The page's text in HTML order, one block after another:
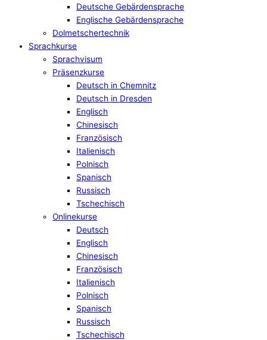
Deutsche Gebärdensprache
Englische Gebärdensprache
Dolmetschertechnik
Sprachkurse
Sprachvisum
Präsenzkurse
Deutsch in Chemnitz
Deutsch in Dresden
Englisch
Chinesisch
Französisch
Italienisch
Polnisch
Spanisch
Russisch
Tschechisch
Onlinekurse
Deutsch
Englisch
Chinesisch
Französisch
Italienisch
Polnisch
Spanisch
Russisch
Tschechisch